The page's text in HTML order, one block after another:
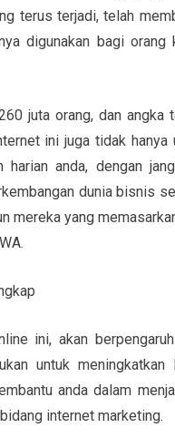
terus terjadi, telah
digunakan bagi
juta orang, dan
ini juga tidak hanya
anda, dengan
dunia bisnis
mereka yang
ini, akan
untuk meningkatkan
anda dalam
internet marketing.